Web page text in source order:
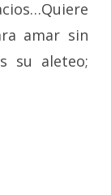
amar sin
su aleteo;